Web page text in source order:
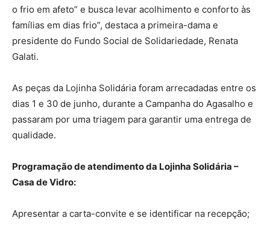
o frio em afeto” e busca levar acolhimento e conforto às
famílias em dias frio”, destaca a primeira-dama e
presidente do Fundo Social de Solidariedade, Renata
Galati.
As peças da Lojinha Solidária foram arrecadadas entre os
dias 1 e 30 de junho, durante a Campanha do Agasalho e
passaram por uma triagem para garantir uma entrega de
qualidade.
Programação de atendimento da Lojinha Solidária –
Casa de Vidro:
Apresentar a carta-convite e se identificar na recepção;